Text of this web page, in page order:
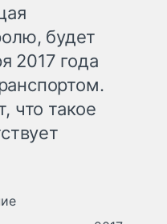
будет
2017 года
что такое